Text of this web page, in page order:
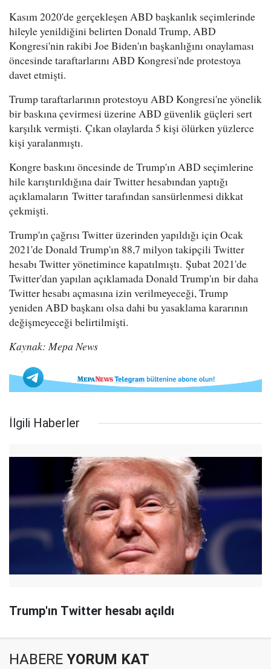
Kasım 2020'de gerçekleşen ABD başkanlık seçimlerinde
hileyle yenildiğini belirten Donald Trump, ABD
Kongresi'nin rakibi Joe Biden'ın başkanlığını onaylaması
öncesinde taraftarlarını ABD Kongresi'nde protestoya
davet etmişti.
Trump taraftarlarının protestoyu ABD Kongresi'ne yönelik
bir baskına çevirmesi üzerine ABD güvenlik güçleri sert
karşılık vermişti. Çıkan olaylarda 5 kişi ölürken yüzlerce
kişi yaralanmıştı.
Kongre baskını öncesinde de Trump'ın ABD seçimlerine
hile karıştırıldığına dair Twitter hesabından yaptığı
açıklamaların Twitter tarafından sansürlenmesi dikkat
çekmişti.
Trump'ın çağrısı Twitter üzerinden yapıldığı için Ocak
2021'de Donald Trump'ın 88,7 milyon takipçili Twitter
hesabı Twitter yönetimince kapatılmıştı. Şubat 2021'de
Twitter'dan yapılan açıklamada Donald Trump'ın bir daha
Twitter hesabı açmasına izin verilmeyeceği, Trump
yeniden ABD başkanı olsa dahi bu yasaklama kararının
değişmeyeceği belirtilmişti.
Kaynak: Mepa News
İlgili Haberler
Trump'ın Twitter hesabı açıldı
HABERE YORUM KAT